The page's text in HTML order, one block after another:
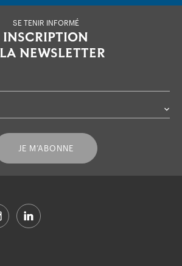
SE TENIR INFORMÉ
INSCRIPTION
NEWSLETTER
JE M’ABONNE
LinkedIn